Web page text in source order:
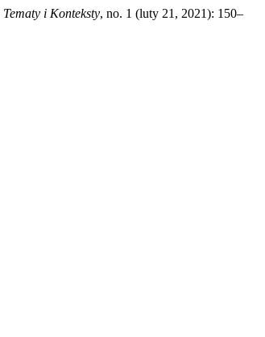
Tematy i Konteksty, no. 1 (luty 21, 2021): 150–